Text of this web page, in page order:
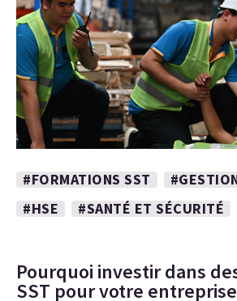
#FORMATIONS SST
#HSE
#SANTÉ ET SÉCURITÉ
Pourquoi investir dans
SST pour votre entreprise